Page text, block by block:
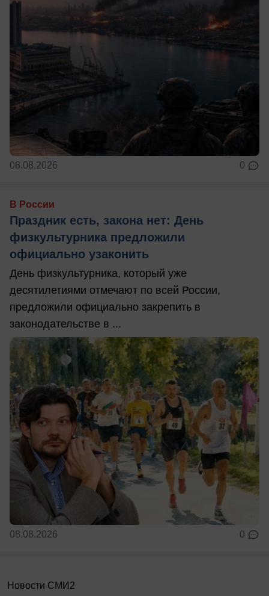
08.08.2026 0
В России
Праздник есть, закона нет: День
физкультурника предложили
официально узаконить
День физкультурника, который уже
десятилетиями отмечают по всей России,
предложили официально закрепить в
законодательстве в ...
08.08.2026 0
Новости СМИ2